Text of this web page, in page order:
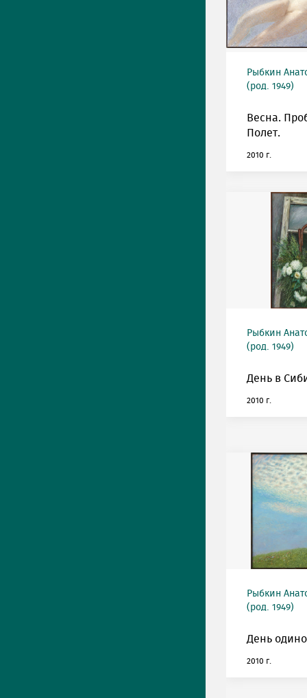
Рыбкин
(род. 1949)
Весна.
Полет.
2010 г.
Рыбкин
(род. 1949)
День в
2010 г.
Рыбкин
(род. 1949)
День
2010 г.